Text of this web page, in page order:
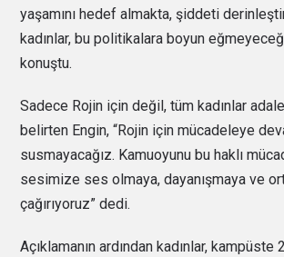
yaşamını hedef almakta, şiddeti
kadınlar, bu politikalara boyun
konuştu.
Sadece Rojin için değil, tüm kadınlar
belirten Engin, “Rojin için mücadeleye
susmayacağız. Kamuoyunu bu haklı
sesimize ses olmaya, dayanışmaya ve
çağırıyoruz” dedi.
Açıklamanın ardından kadınlar, kampüste